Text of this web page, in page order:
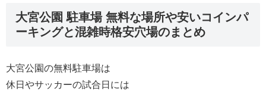
大宮公園 駐車場 無料な場所や安いコインパ
ーキングと混雑時格安穴場のまとめ
大宮公園の無料駐車場は
休日やサッカーの試合日には